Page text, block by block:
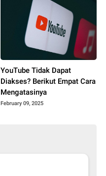
YouTube Tidak Dapat
Diakses? Berikut Empat Cara
Mengatasinya
February 09, 2025